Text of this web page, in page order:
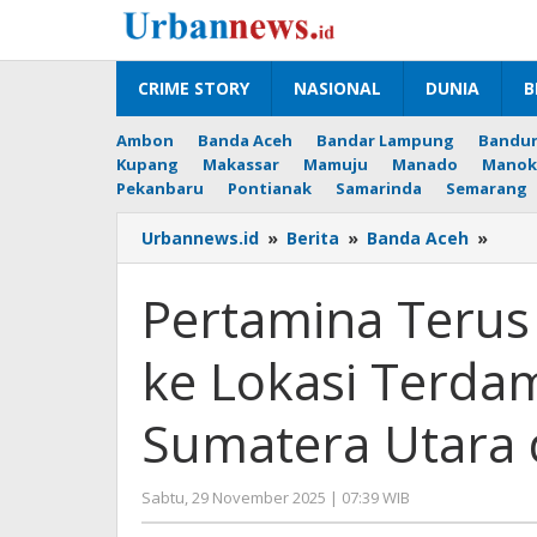
konten
CRIME STORY
NASIONAL DUNIA
Ambon Banda Aceh Bandar Lampung
Kupang
Makassar Mamuju Manado
Pekanbaru
Pontianak Samarinda Semarang
Urbannews.id » Berita » Banda Aceh »
Pertamina
ke Lokasi
Sumatera Utara
Sabtu, 29 November 2025 | 07:39 WIB
Editor